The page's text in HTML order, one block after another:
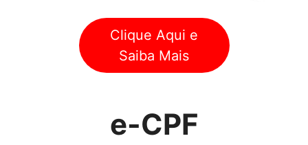
Clique Aqui e
Saiba Mais
e-CPF